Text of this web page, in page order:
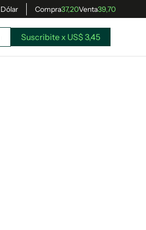
Dólar Compra37,20Venta39,70
Suscribite x US$ 3,45